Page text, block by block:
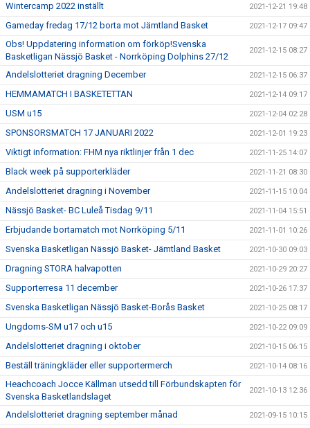
Wintercamp 2022 inställt 2021-12-21 19:48
Gameday fredag 17/12 borta mot Jämtland Basket 2021-12-17 09:47
Obs! Uppdatering information om förköp!Svenska
Basketligan Nässjö Basket - Norrköping Dolphins 27/12
2021-12-15 08:27
Andelslotteriet dragning December 2021-12-15 06:37
HEMMAMATCH I BASKETETTAN 2021-12-14 09:17
USM u15 2021-12-04 02:28
SPONSORSMATCH 17 JANUARI 2022 2021-12-01 19:23
Viktigt information: FHM nya riktlinjer från 1 dec 2021-11-25 14:07
Black week på supporterkläder 2021-11-21 08:30
Andelslotteriet dragning i November 2021-11-15 10:04
Nässjö Basket- BC Luleå Tisdag 9/11 2021-11-04 15:51
Erbjudande bortamatch mot Norrköping 5/11 2021-11-01 10:26
Svenska Basketligan Nässjö Basket- Jämtland Basket 2021-10-30 09:03
Dragning STORA halvapotten 2021-10-29 20:27
Supporterresa 11 december 2021-10-26 17:37
Svenska Basketligan Nässjö Basket-Borås Basket 2021-10-25 08:17
Ungdoms-SM u17 och u15 2021-10-22 09:09
Andelslotteriet dragning i oktober 2021-10-15 06:15
Beställ träningkläder eller supportermerch 2021-10-14 08:16
Heachcoach Jocce Källman utsedd till Förbundskapten för
Svenska Basketlandslaget
2021-10-13 12:36
Andelslotteriet dragning september månad 2021-09-15 10:15